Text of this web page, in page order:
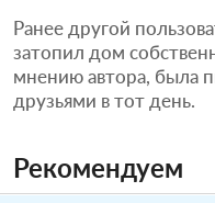
Ранее другой
затопил дом
мнению автора, была
друзьями в тот день.
Рекомендуем